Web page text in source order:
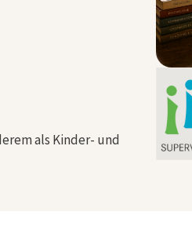
als Kinder- und